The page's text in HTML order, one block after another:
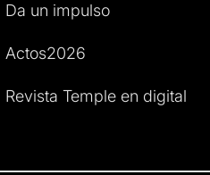
Da un impulso
Actos2026
Revista Temple en digital